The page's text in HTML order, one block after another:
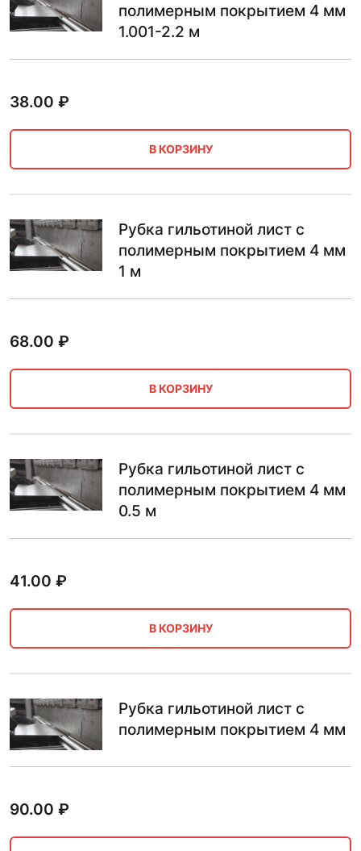
полимерным покрытием 4 мм
1.001-2.2 м
38.00 ₽
В КОРЗИНУ
Рубка гильотиной лист с
полимерным покрытием 4 мм
1 м
68.00 ₽
В КОРЗИНУ
Рубка гильотиной лист с
полимерным покрытием 4 мм
0.5 м
41.00 ₽
В КОРЗИНУ
Рубка гильотиной лист с
полимерным покрытием 4 мм
90.00 ₽